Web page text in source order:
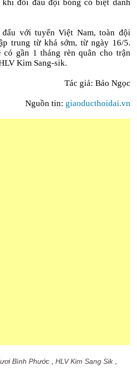
đối đầu đội bóng có biệt danh
với tuyển Việt Nam, toàn đội
trung từ khá sớm, từ ngày 16/5.
có gần 1 tháng rèn quân cho trận
Kim Sang-sik.
Tác giả: Bảo Ngọc
Nguồn tin: giaoducthoidai.vn
Bình Phước ,HLV Kim Sang Sik,